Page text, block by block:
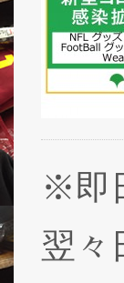
※即
翌々